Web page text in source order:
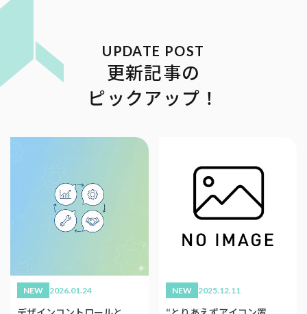
更新記事の
ピックアップ！
NEW 2026.01.24 NEW 2025.12.11